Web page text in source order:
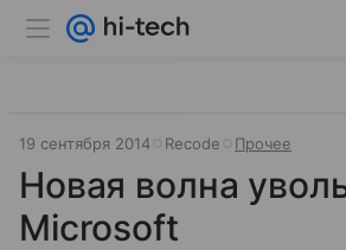
19 сентября 2014 Recode Прочее
Новая волна
Microsoft